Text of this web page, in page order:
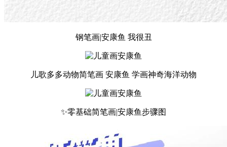
钢笔画|安康鱼 我很丑
儿歌多多动物简笔画 安康鱼 学画神奇海洋动物
✨零基础简笔画|安康鱼步骤图